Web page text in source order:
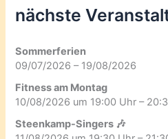
nächste
Sommerferien
09/07/2026 – 19/08/2026
Fitness am Montag
10/08/2026 um 19:00 Uhr –
Steenkamp-Singers 🎶